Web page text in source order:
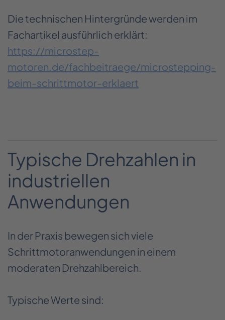
Die technischen Hintergründe werden im
Fachartikel ausführlich erklärt:
https://microstep-
motoren.de/fachbeitraege/microstepping-
beim-schrittmotor-erklaert
Typische Drehzahlen in
industriellen
Anwendungen
In der Praxis bewegen sich viele
Schrittmotoranwendungen in einem
moderaten Drehzahlbereich.
Typische Werte sind: